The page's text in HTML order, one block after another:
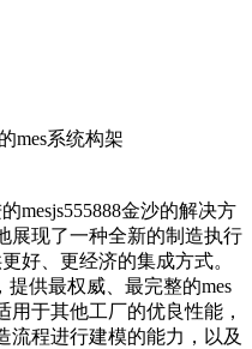
mes系统构架
金沙的解决方
展现了一种全新的制造执行
好、更经济的集成方式。
提供最权威、最完整的mes
于其他工厂的优良性能，
流程进行建模的能力，以及